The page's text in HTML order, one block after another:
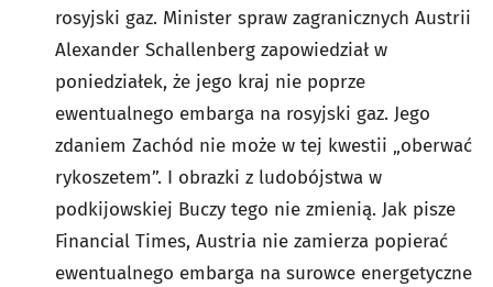
rosyjski gaz. Minister spraw zagranicznych Austrii
Alexander Schallenberg zapowiedział w
poniedziałek, że jego kraj nie poprze
ewentualnego embarga na rosyjski gaz. Jego
zdaniem Zachód nie może w tej kwestii „oberwać
rykoszetem”. I obrazki z ludobójstwa w
podkijowskiej Buczy tego nie zmienią. Jak pisze
Financial Times, Austria nie zamierza popierać
ewentualnego embarga na surowce energetyczne